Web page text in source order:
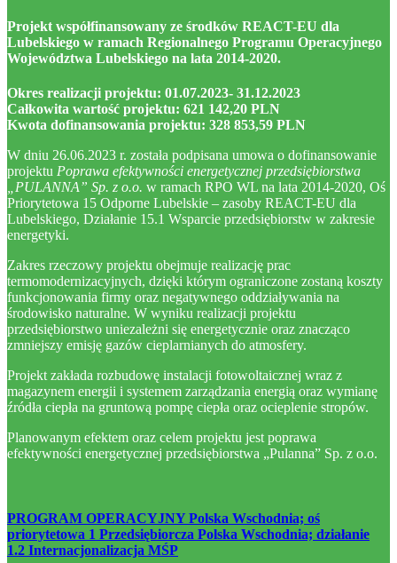
Projekt współfinansowany ze środków REACT-EU dla
Lubelskiego w ramach Regionalnego Programu Operacyjnego
Województwa Lubelskiego na lata 2014-2020.
Okres realizacji projektu: 01.07.2023- 31.12.2023
Całkowita wartość projektu: 621 142,20 PLN
Kwota dofinansowania projektu: 328 853,59 PLN
W dniu 26.06.2023 r. została podpisana umowa o dofinansowanie
projektu Poprawa efektywności energetycznej przedsiębiorstwa
„PULANNA” Sp. z o.o. w ramach RPO WL na lata 2014-2020, Oś
Priorytetowa 15 Odporne Lubelskie – zasoby REACT-EU dla
Lubelskiego, Działanie 15.1 Wsparcie przedsiębiorstw w zakresie
energetyki.
Zakres rzeczowy projektu obejmuje realizację prac
termomodernizacyjnych, dzięki którym ograniczone zostaną koszty
funkcjonowania firmy oraz negatywnego oddziaływania na
środowisko naturalne. W wyniku realizacji projektu
przedsiębiorstwo uniezależni się energetycznie oraz znacząco
zmniejszy emisję gazów cieplarnianych do atmosfery.
Projekt zakłada rozbudowę instalacji fotowoltaicznej wraz z
magazynem energii i systemem zarządzania energią oraz wymianę
źródła ciepła na gruntową pompę ciepła oraz ocieplenie stropów.
Planowanym efektem oraz celem projektu jest poprawa
efektywności energetycznej przedsiębiorstwa „Pulanna” Sp. z o.o.
PROGRAM OPERACYJNY Polska Wschodnia; oś
priorytetowa 1 Przedsiębiorcza Polska Wschodnia; działanie
1.2 Internacjonalizacja MŚP